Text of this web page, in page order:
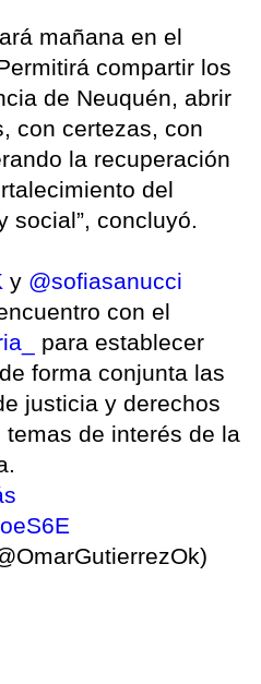
mañana en el
compartir los
de Neuquén, abrir
con certezas, con
la recuperación
del
social”, concluyó.
y @sofiasanucci
con el
para establecer
forma conjunta las
justicia y derechos
de interés de la